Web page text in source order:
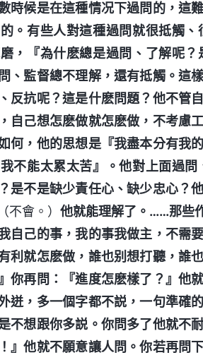
時候是在這種情况下過問的，
。有些人對這種過問就很抵觸
，『為什麽總是過問、了解呢
、監督總不理解，還有抵觸。這
反抗呢？這是什麽問題？他不管
自己想怎麽做就怎麽做，不考慮
何，他的思想是『我盡本分有我
不能太累太苦』。他對上面過
是不是缺少責任心、缺少忠心？
（不會。）他就能理解了。……那些
自己的事，我的事我做主，不需
利就怎麽做，誰也别想打聽，誰
你再問：『進度怎麽樣了？』他
迸，多一個字都不説，一句準確
不想跟你多説。你問多了他就不
』他就不願意讓人問。你若再問